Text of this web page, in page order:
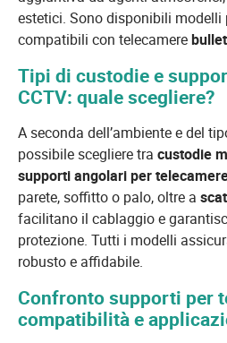
estetici. Sono disponibili modelli
compatibili con telecamere
Tipi di custodie e
CCTV: quale scegliere?
A seconda dell’ambiente e del
possibile scegliere tra custodie
supporti angolari per
parete, soffitto o palo, oltre a
facilitano il cablaggio e
protezione. Tutti i modelli
robusto e affidabile.
Confronto supporti per
compatibilità e